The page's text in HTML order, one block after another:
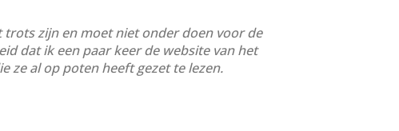
trots zijn en moet niet onder doen voor de
dat ik een paar keer de website van het
ze al op poten heeft gezet te lezen.